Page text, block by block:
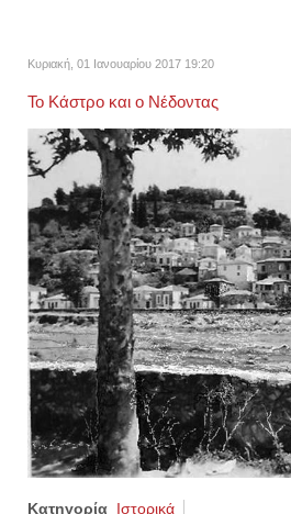
Κυριακή, 01 Ιανουαρίου 2017 19:20
Το Κάστρο και ο Νέδοντας
Κατηγορία Ιστορικά